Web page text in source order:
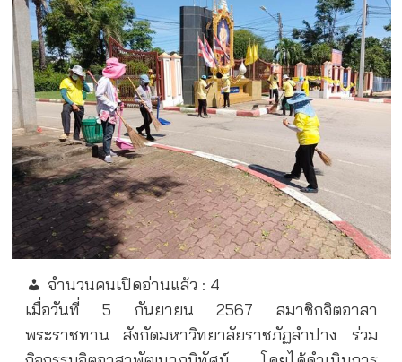
จำนวนคนเปิดอ่านแล้ว : 4
เมื่อวันที่ 5 กันยายน 2567 สมาชิกจิตอาสา
พระราชทาน สังกัดมหาวิทยาลัยราชภัฏลำปาง ร่วม